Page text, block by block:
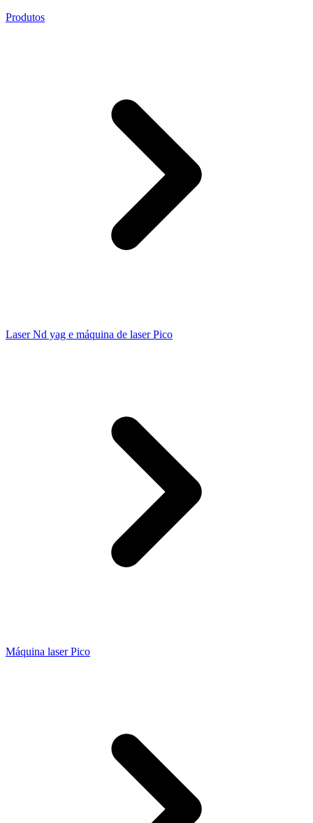
Produtos
Laser Nd yag e máquina de laser Pico
Máquina laser Pico